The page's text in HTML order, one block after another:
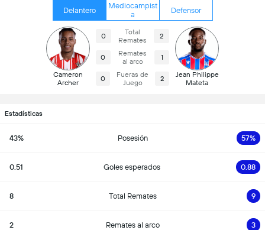
Delantero
Mediocampist
a
Defensor
Cameron
Archer
0
Total
Remates
2
0
Remates
al arco
1
0
Fueras de
Juego
2
Jean Philippe
Mateta
Estadísticas
43% Posesión 57%
0.51 Goles esperados 0.88
8 Total Remates 9
2 Remates al arco 3